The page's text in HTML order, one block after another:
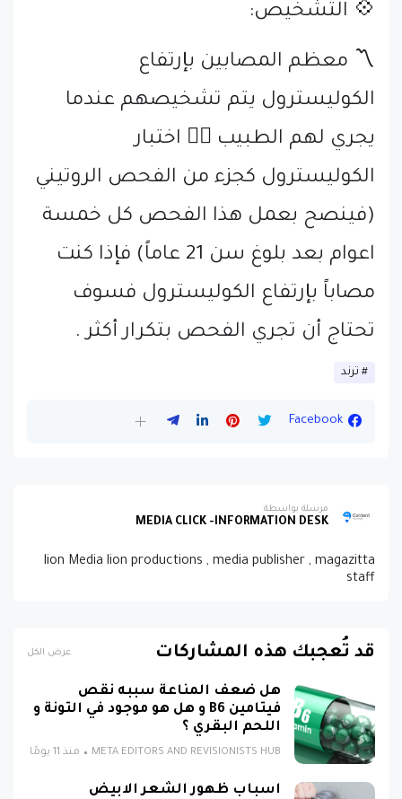
💠 التشخيص:
〽️ معظم المصابين بإرتفاع
الكوليسترول يتم تشخيصهم عندما
يجري لهم الطبيب 👨‍⚕ اختبار
الكوليسترول كجزء من الفحص الروتيني
(فينصح بعمل هذا الفحص كل خمسة
اعوام بعد بلوغ سن 21 عاماً) فإذا كنت
مصاباً بإرتفاع الكوليسترول فسوف
تحتاج أن تجري الفحص بتكرار أكثر .
ترند
Facebook
مرسلة بواسطة
MEDIA CLICK -INFORMATION DESK
lion Media lion productions , media publisher , magazitta
staff
قد تُعجبك هذه المشاركات عرض الكل
هل ضعف المناعة سببه نقص
فيتامين B6 و هل هو موجود في التونة و
اللحم البقري ؟
META EDITORS AND REVISIONISTS HUB منذ 11 يومًا
اسباب ظهور الشعر الابيض